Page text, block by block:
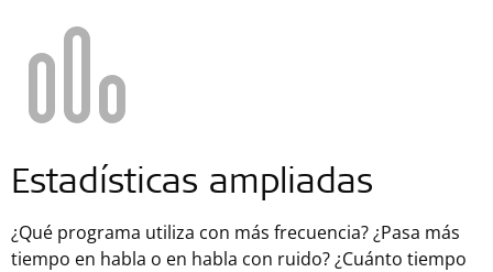
Estadísticas ampliadas
¿Qué programa utiliza con más frecuencia? ¿Pasa más
tiempo en habla o en habla con ruido? ¿Cuánto tiempo